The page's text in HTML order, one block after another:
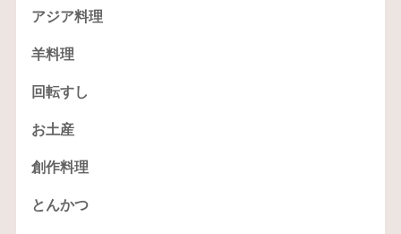
アジア料理
羊料理
回転すし
お土産
創作料理
とんかつ